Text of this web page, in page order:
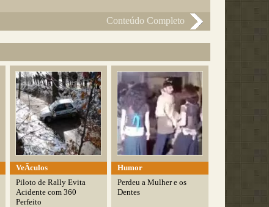
Conteúdo Completo
VeÃ­culos
Piloto de Rally Evita
Acidente com 360
Perfeito
Humor
Perdeu a Mulher e os
Dentes